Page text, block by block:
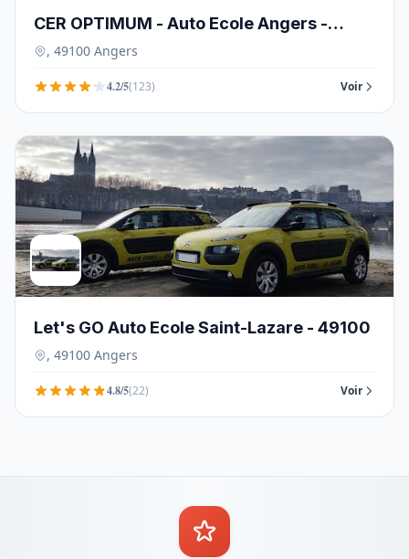
CER OPTIMUM - Auto Ecole Angers -
49100
, 49100 Angers
4.2/5(123) Voir
Let's GO Auto Ecole Saint-Lazare - 49100
, 49100 Angers
4.8/5(22) Voir